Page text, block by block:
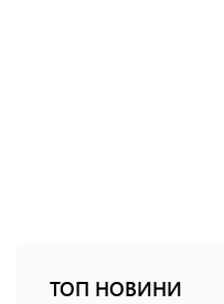
ТОП НОВИНИ